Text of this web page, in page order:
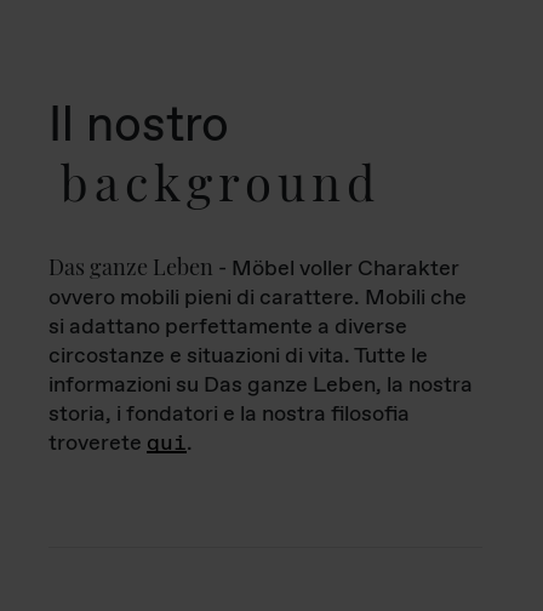
Il nostro
background
Das ganze Leben - Möbel voller Charakter
ovvero mobili pieni di carattere. Mobili che
si adattano perfettamente a diverse
circostanze e situazioni di vita. Tutte le
informazioni su Das ganze Leben, la nostra
storia, i fondatori e la nostra filosofia
troverete qui.